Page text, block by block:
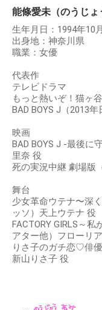
能條愛未（のうじょ
生年月日：1994年10
出身地：神奈川県
職業：女優
代表作
テレビドラマ
もっと熱いぞ！猫ヶ
BAD BOYS J（2013
映画
BAD BOYS J -最後に
里奈 役
死の実況中継 劇場版
舞台
少女革命ウテナ〜深
ッソ）天上ウテナ 役
FACTORY GIRLS～
アター他）フローリ
りさ子のガチ恋♡俳
新山りさ子 役